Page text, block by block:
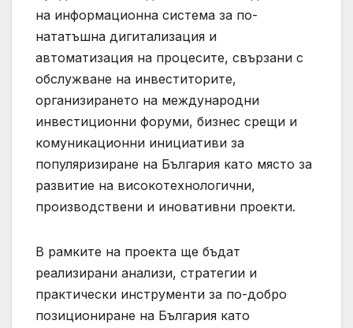
на информационна система за по-
нататъшна дигитализация и
автоматизация на процесите, свързани с
обслужване на инвеститорите,
организирането на международни
инвестиционни форуми, бизнес срещи и
комуникационни инициативи за
популяризиране на България като място за
развитие на високотехнологични,
производствени и иновативни проекти.
В рамките на проекта ще бъдат
реализирани анализи, стратегии и
практически инструменти за по-добро
позициониране на България като